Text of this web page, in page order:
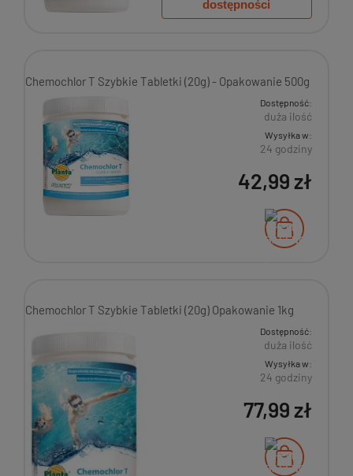
dostępności
Chemochlor T Szybkie Tabletki (20g) - Opakowanie 500g
Dostępność:
duża ilość
Wysyłka w:
24 godziny
42,99 zł
Chemochlor T Szybkie Tabletki (20g) Opakowanie 1kg
Dostępność:
duża ilość
Wysyłka w:
24 godziny
77,99 zł